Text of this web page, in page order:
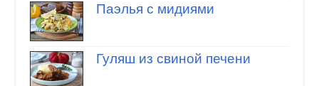
Паэлья с мидиями
Гуляш из свиной печени